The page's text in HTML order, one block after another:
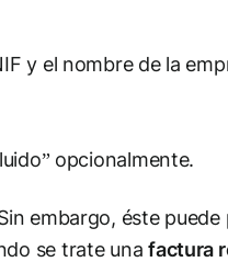
y el nombre de la
opcionalmente.
embargo, éste puede
se trate unafactura